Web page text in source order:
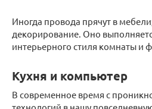
Иногда провода прячут в
декорирование. Оно
интерьерного стиля комнаты и
Кухня и компьютер
В современное время с
технологий в нашу